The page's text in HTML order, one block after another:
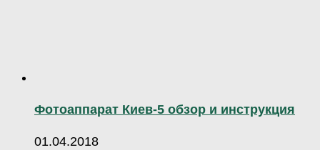
Фотоаппарат Киев-5 обзор и инструкция
01.04.2018